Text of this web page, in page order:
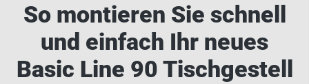
So montieren Sie schnell
und einfach Ihr neues
Basic Line 90 Tischgestell